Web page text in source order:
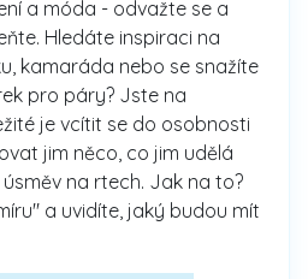
a móda - odvažte se a
Hledáte inspiraci na
kamaráda nebo se snažíte
pro páry? Jste na
je vcítit se do osobnosti
jim něco, co jim udělá
na rtech. Jak na to?
a uvidíte, jaký budou mít